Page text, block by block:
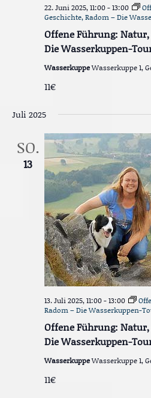
Offene Führung: Natur,
Die Wasserkuppen-
22. Juni 2025, 11:00-13:00
Geschichte, Radom – Die
WasserkuppeWasserkuppe 1,
11€
Juli 2025
SO.
13
Offene Führung: Natur,
Die Wasserkuppen-
13. Juli 2025, 11:00-13:00
Radom – Die Wasserkuppen-
WasserkuppeWasserkuppe 1,
11€